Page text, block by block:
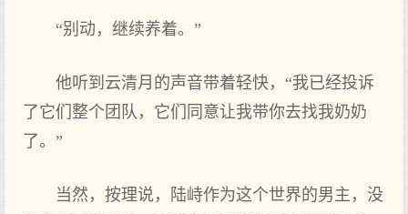
“别动，继续养着。”
他听到云清月的声音带着轻快，“我已经投诉
了它们整个团队，它们同意让我带你去找我奶奶
了。”
当然，按理说，陆峙作为这个世界的男主，没